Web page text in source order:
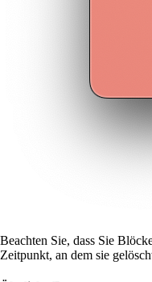
Beachten Sie, dass Sie
Zeitpunkt, an dem sie